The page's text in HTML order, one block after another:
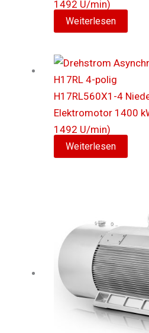
1492 U/min)
Weiterlesen
H17RL560X1-4
Elektromotor 1400
1492 U/min)
Weiterlesen